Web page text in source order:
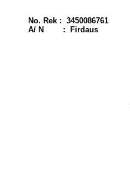
No. Rek : 3450086761
A/ N : Firdaus